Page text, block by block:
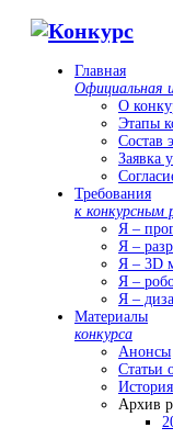
Главная
Официальная
О
Этапы
Состав
Заявка
Требования
к конкурсным
Я –
Я –
Я – 3D
Я –
Я –
Материалы
конкурса
Анонсы
Статьи
Архив